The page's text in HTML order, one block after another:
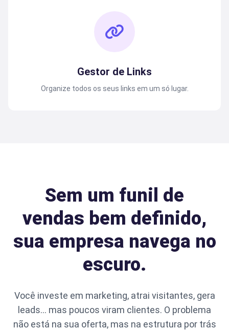
Gestor de Links
Organize todos os seus links em um só lugar.
Sem um funil de
vendas bem definido,
sua empresa navega no
escuro.
Você investe em marketing, atrai visitantes, gera
leads… mas poucos viram clientes. O problema
não está na sua oferta, mas na estrutura por trás